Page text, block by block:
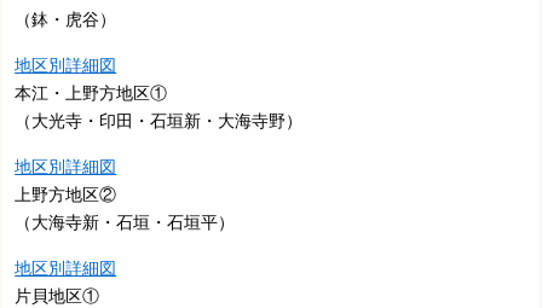
（鉢・虎谷）
地区別詳細図
本江・上野方地区①
（大光寺・印田・石垣新・大海寺野）
地区別詳細図
上野方地区②
（大海寺新・石垣・石垣平）
地区別詳細図
片貝地区①